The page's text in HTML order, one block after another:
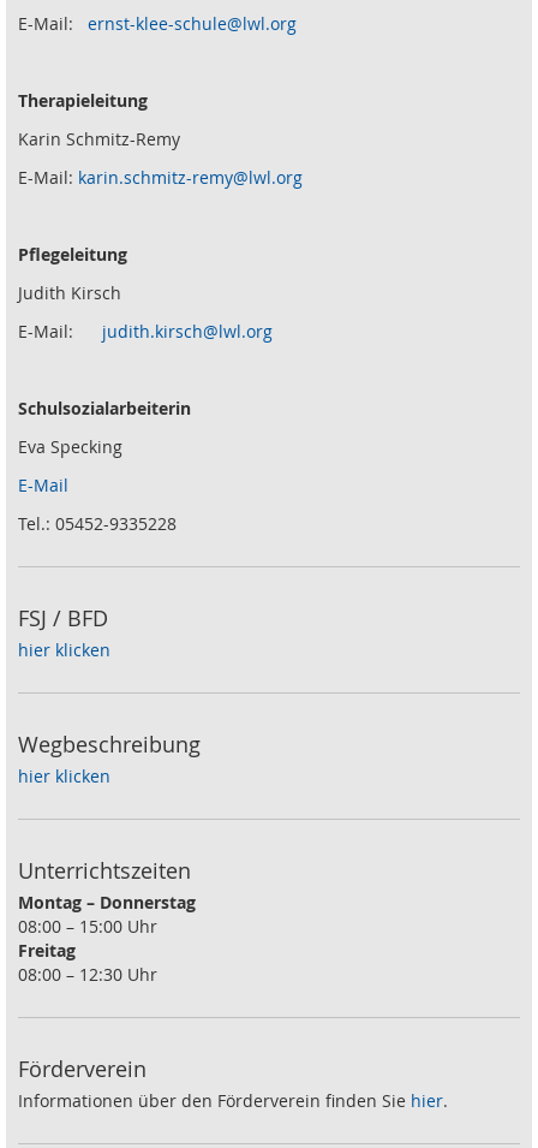
E-Mail: ernst-klee-schule@lwl.org
Therapieleitung
Karin Schmitz-Remy
E-Mail: karin.schmitz-remy@lwl.org
Pflegeleitung
Judith Kirsch
E-Mail: judith.kirsch@lwl.org
Schulsozialarbeiterin
Eva Specking
E-Mail
Tel.: 05452-9335228
FSJ / BFD
hier klicken
Wegbeschreibung
hier klicken
Unterrichtszeiten
Montag – Donnerstag
08:00 – 15:00 Uhr
Freitag
08:00 – 12:30 Uhr
Förderverein
Informationen über den Förderverein finden Sie hier.